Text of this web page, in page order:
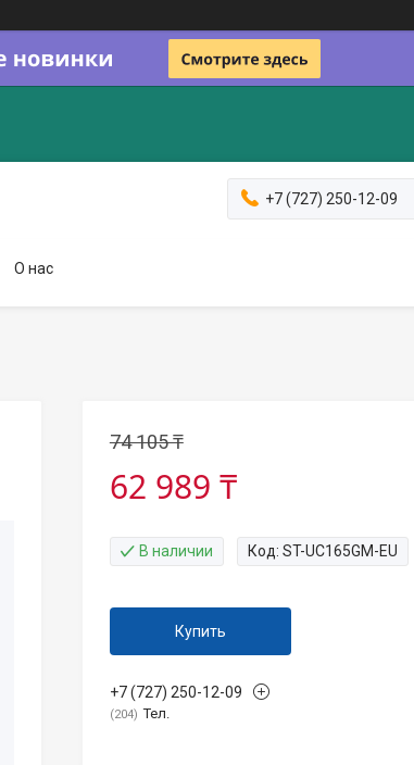
+7 (727) 250-12-09
О нас
74 105 ₸
62 989 ₸
В наличии Код: ST-UC165GM-EU
Купить
+7 (727) 250-12-09
204 Тел.